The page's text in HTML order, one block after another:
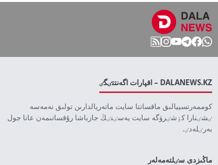
DALANEWS.KZ – اقپارات اگەنتتٸگٸ
كوممەرتسييالىق ماقساتتا سايت ماتەريالدارىن تولىق نەمەسە
ٸشٸنارا كٶشٸرۋگە سايت يەسٸنٸڭ جازباشا رۇقساتىمەن عانا جول
بەرٸلەدٸ.
ماڭىزدى سٸلتەمەلەر